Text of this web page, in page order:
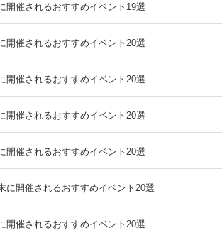
開催されるおすすめイベント19選
開催されるおすすめイベント20選
開催されるおすすめイベント20選
開催されるおすすめイベント20選
開催されるおすすめイベント20選
に開催されるおすすめイベント20選
開催されるおすすめイベント20選